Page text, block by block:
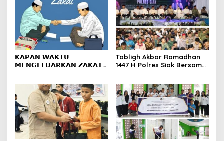
𝗞𝗔𝗣𝗔𝗡 𝗪𝗔𝗞𝗧𝗨
𝗠𝗘𝗡𝗚𝗘𝗟𝗨𝗔𝗥𝗞𝗔𝗡 𝗭𝗔𝗞𝗔𝗧
Tabligh Akbar Ramadhan
1447 H Polres Siak Bersama